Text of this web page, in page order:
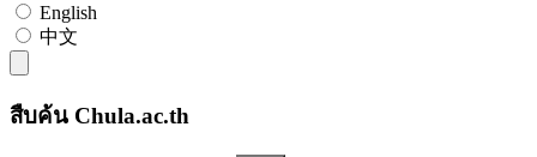
English
中文
สืบค้น Chula.ac.th